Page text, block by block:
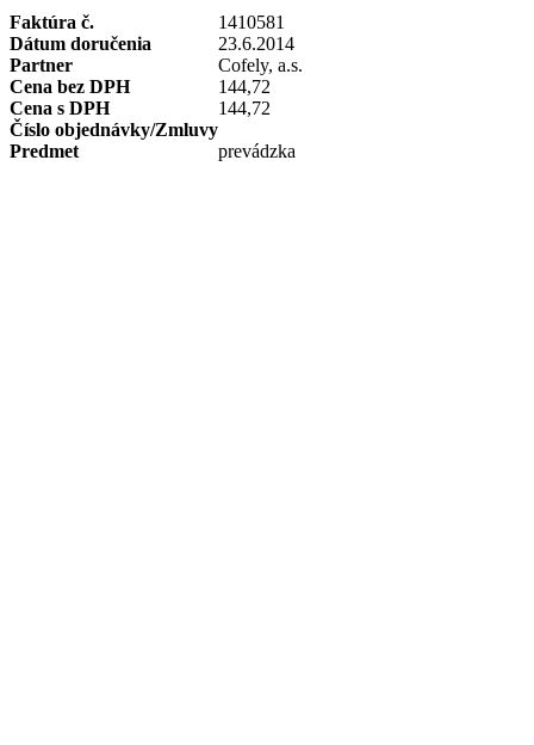
Faktúra č.
1410581
Dátum doručenia
23.6.2014
Partner
Cofely, a.s.
Cena bez DPH
144,72
Cena s DPH
144,72
Číslo objednávky/Zmluvy
Predmet
prevádzka